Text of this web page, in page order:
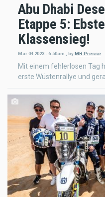
Abu Dhabi
Etappe 5:
Klassensieg!
Mar 04 2023 - 6:50am byMR Presse
Mit einem fehlerlosen Tag
erste Wüstenrallye und